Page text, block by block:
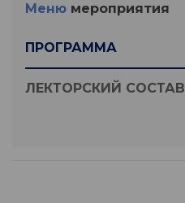
Меню мероприятия
ПРОГРАММА
ЛЕКТОРСКИЙ СОСТАВ